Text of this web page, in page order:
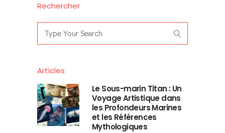
Rechercher
for:
Articles
Le Sous-marin Titan : Un
Voyage Artistique dans
les Profondeurs Marines
et les Références
Mythologiques